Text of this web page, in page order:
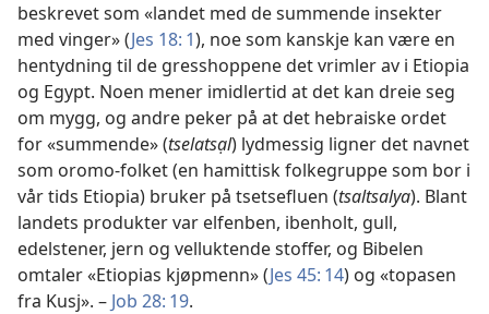
beskrevet som «landet med de summende insekter
med vinger» (Jes 18: 1), noe som kanskje kan være en
hentydning til de gresshoppene det vrimler av i Etiopia
og Egypt. Noen mener imidlertid at det kan dreie seg
om mygg, og andre peker på at det hebraiske ordet
for «summende» (tselatsạl) lydmessig ligner det navnet
som oromo-folket (en hamittisk folkegruppe som bor i
vår tids Etiopia) bruker på tsetsefluen (tsaltsalya). Blant
landets produkter var elfenben, ibenholt, gull,
edelstener, jern og velluktende stoffer, og Bibelen
omtaler «Etiopias kjøpmenn» (Jes 45: 14) og «topasen
fra Kusj». – Job 28: 19.